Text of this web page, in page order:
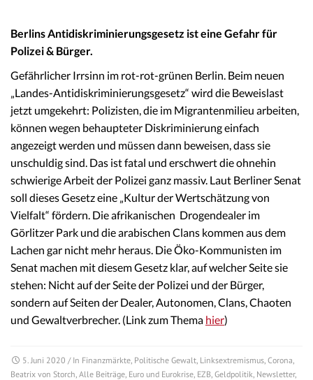
Berlins Antidiskriminierungsgesetz ist eine Gefahr für
Polizei & Bürger.
Gefährlicher Irrsinn im rot-rot-grünen Berlin. Beim neuen
„Landes-Antidiskriminierungsgesetz“ wird die Beweislast
jetzt umgekehrt: Polizisten, die im Migrantenmilieu arbeiten,
können wegen behaupteter Diskriminierung einfach
angezeigt werden und müssen dann beweisen, dass sie
unschuldig sind. Das ist fatal und erschwert die ohnehin
schwierige Arbeit der Polizei ganz massiv. Laut Berliner Senat
soll dieses Gesetz eine „Kultur der Wertschätzung von
Vielfalt“ fördern. Die afrikanischen Drogendealer im
Görlitzer Park und die arabischen Clans kommen aus dem
Lachen gar nicht mehr heraus. Die Öko-Kommunisten im
Senat machen mit diesem Gesetz klar, auf welcher Seite sie
stehen: Nicht auf der Seite der Polizei und der Bürger,
sondern auf Seiten der Dealer, Autonomen, Clans, Chaoten
und Gewaltverbrecher. (Link zum Thema hier)
5. Juni 2020 / In Finanzmärkte Politische Gewalt Linksextremismus Corona
Beatrix von Storch Alle Beiträge Euro und Eurokrise EZB Geldpolitik Newsletter,